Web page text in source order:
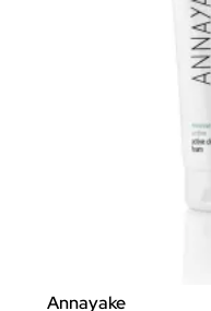
Annayake